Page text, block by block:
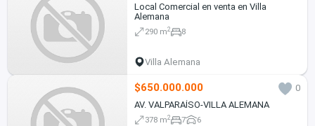
Local Comercial en venta en Villa
Alemana
290 m2 8
Villa Alemana
$650.000.000
0
AV. VALPARAÍSO-VILLA ALEMANA
378 m2 7 6